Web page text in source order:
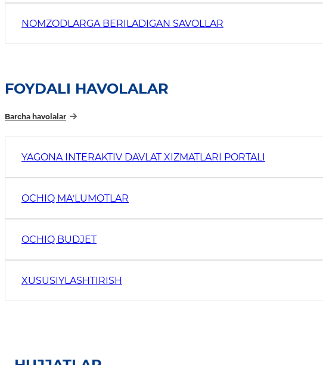
NOMZODLARGA BERILADIGAN SAVOLLAR
FOYDALI HAVOLALAR
Barcha havolalar
YAGONA INTERAKTIV DAVLAT XIZMATLARI PORTALI
OCHIQ MAʼLUMOTLAR
OCHIQ BUDJET
XUSUSIYLASHTIRISH